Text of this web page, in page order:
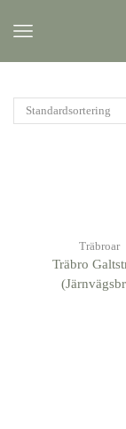
Träbroar
Träbro